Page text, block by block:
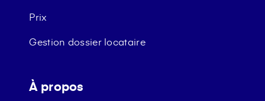
Prix
Gestion dossier locataire
À propos